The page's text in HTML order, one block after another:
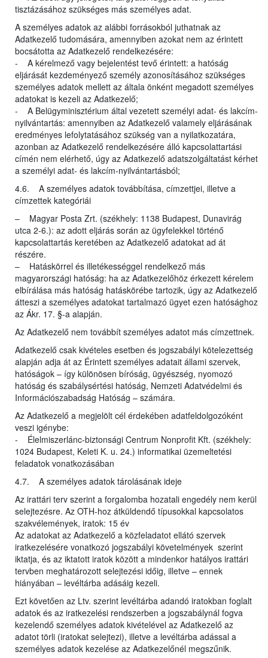
tisztázásához szükséges más személyes adat.
A személyes adatok az alábbi forrásokból juthatnak az
Adatkezelő tudomására, amennyiben azokat nem az érintett
bocsátotta az Adatkezelő rendelkezésére:
- A kérelmező vagy bejelentést tevő érintett: a hatóság
eljárását kezdeményező személy azonosításához szükséges
személyes adatok mellett az általa önként megadott személyes
adatokat is kezeli az Adatkezelő;
- A Belügyminisztérium által vezetett személyi adat- és lakcím-
nyilvántartás: amennyiben az Adatkezelő valamely eljárásának
eredményes lefolytatásához szükség van a nyilatkozatára,
azonban az Adatkezelő rendelkezésére álló kapcsolattartási
címén nem elérhető, úgy az Adatkezelő adatszolgáltatást kérhet
a személyi adat- és lakcím-nyilvántartásból;
4.6. A személyes adatok továbbítása, címzettjei, illetve a
címzettek kategóriái
– Magyar Posta Zrt. (székhely: 1138 Budapest, Dunavirág
utca 2-6.): az adott eljárás során az ügyfelekkel történő
kapcsolattartás keretében az Adatkezelő adatokat ad át
részére.
– Hatáskörrel és illetékességgel rendelkező más
magyarországi hatóság: ha az Adatkezelőhöz érkezett kérelem
elbírálása más hatóság hatáskörébe tartozik, úgy az Adatkezelő
átteszi a személyes adatokat tartalmazó ügyet ezen hatósághoz
az Ákr. 17. §-a alapján.
Az Adatkezelő nem továbbít személyes adatot más címzettnek.
Adatkezelő csak kivételes esetben és jogszabályi kötelezettség
alapján adja át az Érintett személyes adatait állami szervek,
hatóságok – így különösen bíróság, ügyészség, nyomozó
hatóság és szabálysértési hatóság, Nemzeti Adatvédelmi és
Információszabadság Hatóság – számára.
Az Adatkezelő a megjelölt cél érdekében adatfeldolgozóként
veszi igénybe:
- Élelmiszerlánc-biztonsági Centrum Nonprofit Kft. (székhely:
1024 Budapest, Keleti K. u. 24.) informatikai üzemeltetési
feladatok vonatkozásában
4.7. A személyes adatok tárolásának ideje
Az irattári terv szerint a forgalomba hozatali engedély nem kerül
selejtezésre. Az OTH-hoz átküldendő típusokkal kapcsolatos
szakvélemények, iratok: 15 év
Az adatokat az Adatkezelő a közfeladatot ellátó szervek
iratkezelésére vonatkozó jogszabályi követelmények szerint
iktatja, és az iktatott iratok között a mindenkor hatályos irattári
tervben meghatározott selejtezési időig, illetve – ennek
hiányában – levéltárba adásáig kezeli.
Ezt követően az Ltv. szerint levéltárba adandó iratokban foglalt
adatok és az iratkezelési rendszerben a jogszabálynál fogva
kezelendő személyes adatok kivételével az Adatkezelő az
adatot törli (iratokat selejtezi), illetve a levéltárba adással a
személyes adatok kezelése az Adatkezelőnél megszűnik.